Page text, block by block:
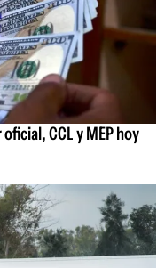
CCL y MEP hoy